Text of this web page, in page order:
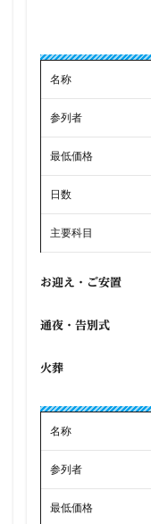
名称
参列者
最低価格
日数
主要科目
お迎え・ご安置
通夜・告別式
火葬
名称
参列者
最低価格